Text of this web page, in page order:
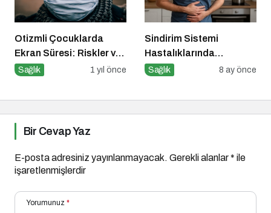
Otizmli Çocuklarda
Ekran Süresi: Riskler ve
Öneriler
Sağlık 1 yıl önce
Sindirim Sistemi
Hastalıklarında
Beslenme
Sağlık 8 ay önce
Bir Cevap Yaz
E-posta adresiniz yayınlanmayacak. Gerekli alanlar* ile
işaretlenmişlerdir
Yorumunuz *